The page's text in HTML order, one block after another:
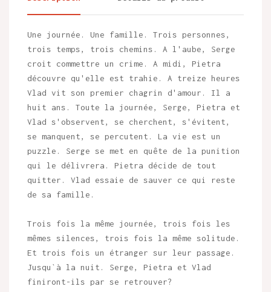
Une journée. Une famille. Trois personnes,
trois temps, trois chemins. A l'aube, Serge
croit commettre un crime. A midi, Pietra
découvre qu'elle est trahie. A treize heures
Vlad vit son premier chagrin d'amour. Il a
huit ans. Toute la journée, Serge, Pietra et
Vlad s'observent, se cherchent, s'évitent,
se manquent, se percutent. La vie est un
puzzle. Serge se met en quête de la punition
qui le délivrera. Pietra décide de tout
quitter. Vlad essaie de sauver ce qui reste
de sa famille.
Trois fois la même journée, trois fois les
mêmes silences, trois fois la même solitude.
Et trois fois un étranger sur leur passage.
Jusqu`à la nuit. Serge, Pietra et Vlad
finiront-ils par se retrouver?